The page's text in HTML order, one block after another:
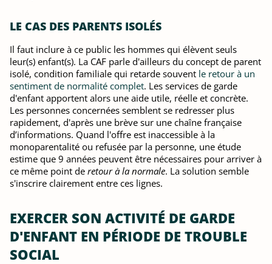
LE CAS DES PARENTS ISOLÉS
Il faut inclure à ce public les hommes qui élèvent seuls
leur(s) enfant(s). La CAF parle d'ailleurs du concept de parent
isolé, condition familiale qui retarde souvent le retour à un
sentiment de normalité complet. Les services de garde
d'enfant apportent alors une aide utile, réelle et concrète.
Les personnes concernées semblent se redresser plus
rapidement, d'après une brève sur une chaîne française
d’informations. Quand l'offre est inaccessible à la
monoparentalité ou refusée par la personne, une étude
estime que 9 années peuvent être nécessaires pour arriver à
ce même point de retour à la normale. La solution semble
s'inscrire clairement entre ces lignes.
EXERCER SON ACTIVITÉ DE GARDE
D'ENFANT EN PÉRIODE DE TROUBLE
SOCIAL